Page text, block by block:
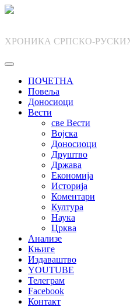
Skip
ХРОНИКА СРПСКО-
ПОЧЕТНА
Повеља
Доносиоци
Вести
све Вести
Војска
Доносиоци
Друштво
Држава
Економија
Историја
Коментари
Култура
Наука
Црква
Анализе
Књиге
Издаваштво
YOUTUBE
Телеграм
Facebook
Контакт